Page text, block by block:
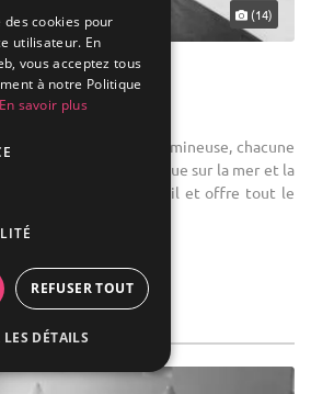
(14)
(50)
: Spacieuse et lumineuse, chacune
avec vue panoramique sur la mer et la
cultive l'art du détail et offre tout le
cookies pour
utilisateur. En
vous acceptez tous
à notre Politique
En savoir plus
REFUSER TOUT
DÉTAILS